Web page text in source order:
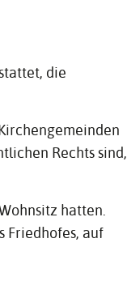
die
Rechts sind,
hatten.
Friedhofes, auf